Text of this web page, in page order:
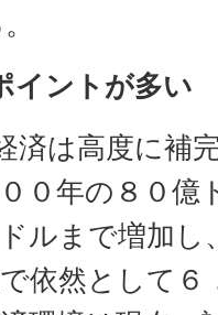
イントが多い
済は高度に補
０年の８０億
ルまで増加し
依然として６